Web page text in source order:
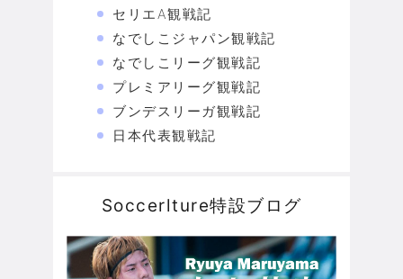
セリエA観戦記
なでしこジャパン観戦記
なでしこリーグ観戦記
プレミアリーグ観戦記
ブンデスリーガ観戦記
日本代表観戦記
Soccerlture特設ブログ